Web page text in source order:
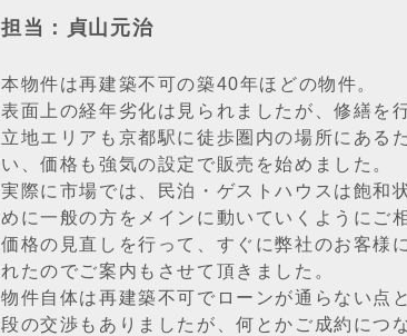
担当：貞山元治
本物件は再建築不可の築40年ほどの物件。
表面上の経年劣化は見られましたが、修繕を
立地エリアも京都駅に徒歩圏内の場所にある
い、価格も強気の設定で販売を始めました。
実際に市場では、民泊・ゲストハウスは飽和
めに一般の方をメインに動いていくようにご
価格の見直しを行って、すぐに弊社のお客様
れたのでご案内もさせて頂きました。
物件自体は再建築不可でローンが通らない点
段の交渉もありましたが、何とかご成約につ